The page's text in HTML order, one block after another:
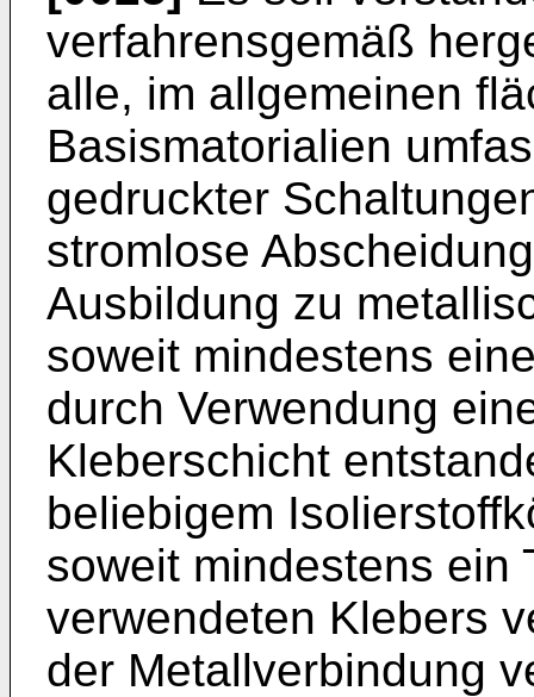
verfahrensgemäß
alle, im allgemeinen
Basismatorialien
gedruckter
stromlose
Ausbildung zu
soweit mindestens
durch Verwendung
Kleberschicht
beliebigem
soweit mindestens ein
verwendeten Klebers
der Metallverbindung